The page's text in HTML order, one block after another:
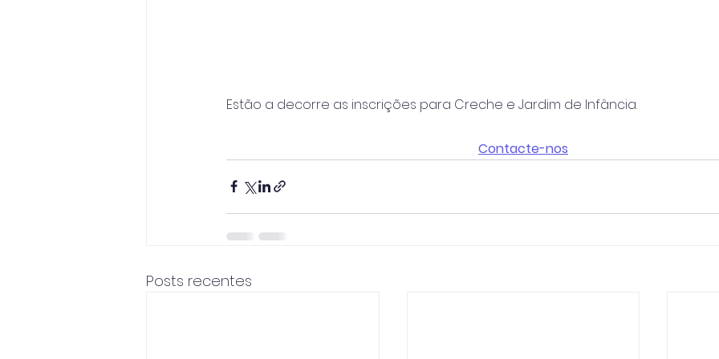
Estão a decorre as inscrições para Creche e Jardim de Infância.
Contacte-nos
Posts recentes